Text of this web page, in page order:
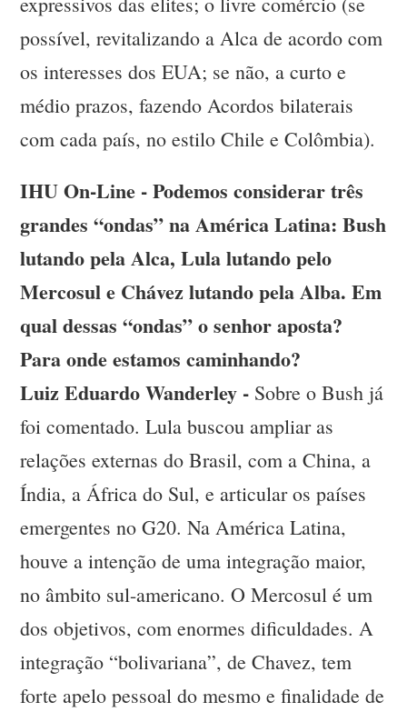
possível, revitalizando a Alca de acordo com
os interesses dos EUA; se não, a curto e
médio prazos, fazendo Acordos bilaterais
com cada país, no estilo Chile e Colômbia).
IHU On-Line - Podemos considerar três
grandes “ondas” na América Latina: Bush
lutando pela Alca, Lula lutando pelo
Mercosul e Chávez lutando pela Alba. Em
qual dessas “ondas” o senhor aposta?
Para onde estamos caminhando?
Luiz Eduardo Wanderley - Sobre o Bush já
foi comentado. Lula buscou ampliar as
relações externas do Brasil, com a China, a
Índia, a África do Sul, e articular os países
emergentes no G20. Na América Latina,
houve a intenção de uma integração maior,
no âmbito sul-americano. O Mercosul é um
dos objetivos, com enormes dificuldades. A
integração “bolivariana”, de Chavez, tem
forte apelo pessoal do mesmo e finalidade de